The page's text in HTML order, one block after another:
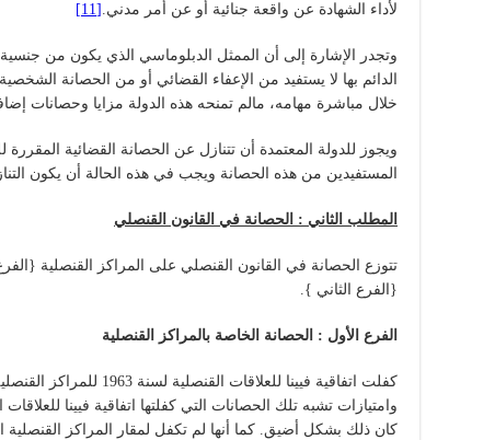
لأداء الشهادة عن واقعة جنائية أو عن أمر مدني. [11]
وتجدر الإشارة إلى أن الممثل الدبلوماسي الذي يكون من جنسية
الدائم بها لا يستفيد من الإعفاء القضائي أو من الحصانة
خلال مباشرة مهامه، مالم تمنحه هذه الدولة مزايا وحصانات
ويجوز للدولة المعتمدة أن تتنازل عن الحصانة القضائية المقررة
المستفيدين من هذه الحصانة ويجب في هذه الحالة أن يكون
المطلب الثاني : الحصانة في القانون القنصلي
تتوزع الحصانة في القانون القنصلي على المراكز القنصلية
{الفرع الثاني }.
الفرع الأول : الحصانة الخاصة بالمراكز القنصلية
كفلت اتفاقية فيينا
وامتيازات تشبه تلك الحصانات التي كفلتها اتفاقية فيينا
كان ذلك بشكل أضيق. كما أنها لم تكفل لمقار المراكز القنصلية